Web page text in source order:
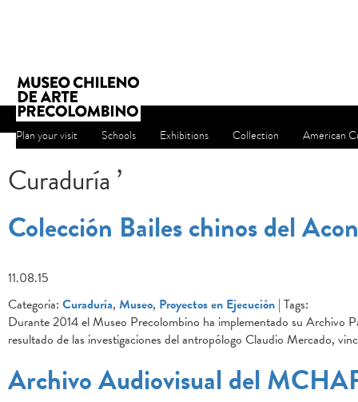
Plan your visit Schools Exhibitions Collection American
Curaduría ’
Colección Bailes chinos del
11.08.15
Categoria: Curaduría, Museo, Proyectos en Ejecución | Tags:
Durante 2014 el Museo Precolombino ha implementado su Archivo
resultado de las investigaciones del antropólogo Claudio Mercado,
Archivo Audiovisual del